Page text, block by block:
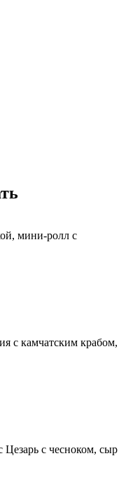
мини-ролл с
с камчатским крабом,
Цезарь с чесноком, сыр